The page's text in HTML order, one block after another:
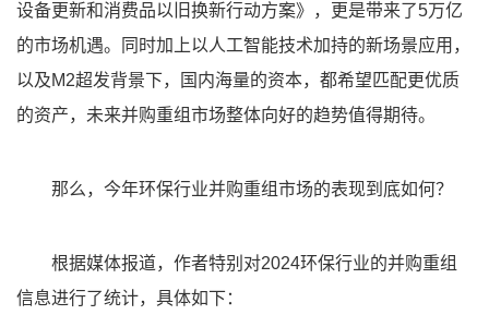
设备更新和消费品以旧换新行动方案》，更是带来了5万亿
的市场机遇。同时加上以人工智能技术加持的新场景应用，
以及M2超发背景下，国内海量的资本，都希望匹配更优质
的资产，未来并购重组市场整体向好的趋势值得期待。
那么，今年环保行业并购重组市场的表现到底如何？
根据媒体报道，作者特别对2024环保行业的并购重组
信息进行了统计，具体如下：